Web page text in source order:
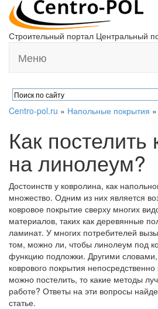
Строительный портал Центральный
Меню
Centro-pol.ru » Напольные покрытия »
Как постелить
на линолеум?
Достоинств у ковролина, как
множество. Одним из них является
ковровое покрытие сверху многих
материалов, таких как деревянные
ламинат. У многих потребителей
том, можно ли, чтобы линолеум под
функцию подложки. Другими
коврового покрытия
можно постелить, то какие методы
работе? Ответы на эти вопросы
статье.